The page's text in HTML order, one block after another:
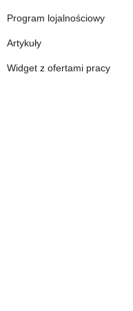
Program lojalnościowy
Artykuły
Widget z ofertami pracy